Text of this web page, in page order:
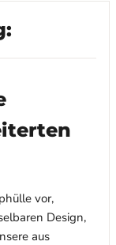
vor,
Design,
aus